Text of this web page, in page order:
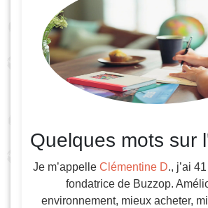
Quelques mots sur
Je m’appelle Clémentine D., j’ai
fondatrice de Buzzop.
environnement, mieux acheter,